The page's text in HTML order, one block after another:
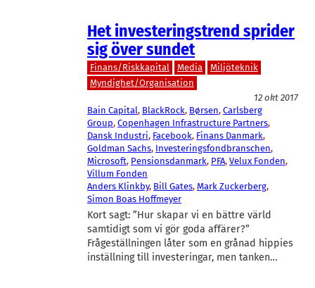
Het investeringstrend sprider
sig över sundet
Finans/Riskkapital Media
Miljöteknik
Myndighet/Organisation
12 okt 2017
Bain Capital, BlackRock, Børsen, Carlsberg
Group, Copenhagen Infrastructure Partners
Dansk Industri, Facebook, Finans Danmark
Goldman Sachs, Investeringsfondbranschen
Microsoft, Pensionsdanmark, PFA, Velux Fonden
Villum Fonden
Anders Klinkby, Bill Gates, Mark Zuckerberg
Simon Boas Hoffmeyer
Kort sagt: ”Hur skapar vi en bättre värld
samtidigt som vi gör goda affärer?”
Frågeställningen låter som en grånad hippies
inställning till investeringar, men tanken…